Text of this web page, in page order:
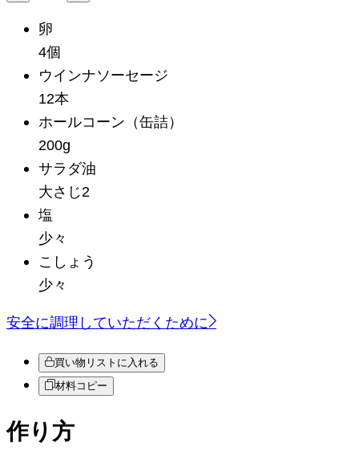
卵
4個
ウインナソーセージ
12本
ホールコーン （缶詰）
200g
サラダ油
大さじ2
塩
少々
こしょう
少々
安全に調理していただくために
買い物リストに入れる
材料コピー
作り方